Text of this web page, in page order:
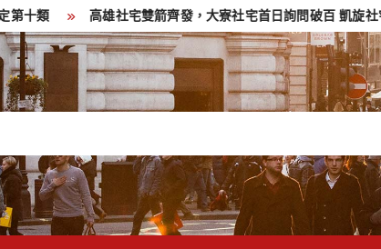
雄社宅雙箭齊發，大寮社宅首日詢問破百 凱旋社宅8/10接力登場